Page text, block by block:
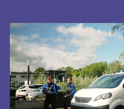
informatie of antwoord op
vol afwisseling en